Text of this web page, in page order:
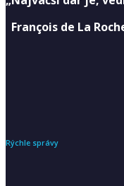
François de La
Rýchle správy